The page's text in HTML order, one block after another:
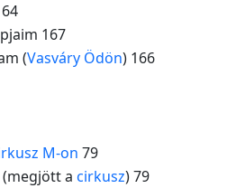
167
(Vasváry Ödön) 166
M-on 79
a cirkusz) 79